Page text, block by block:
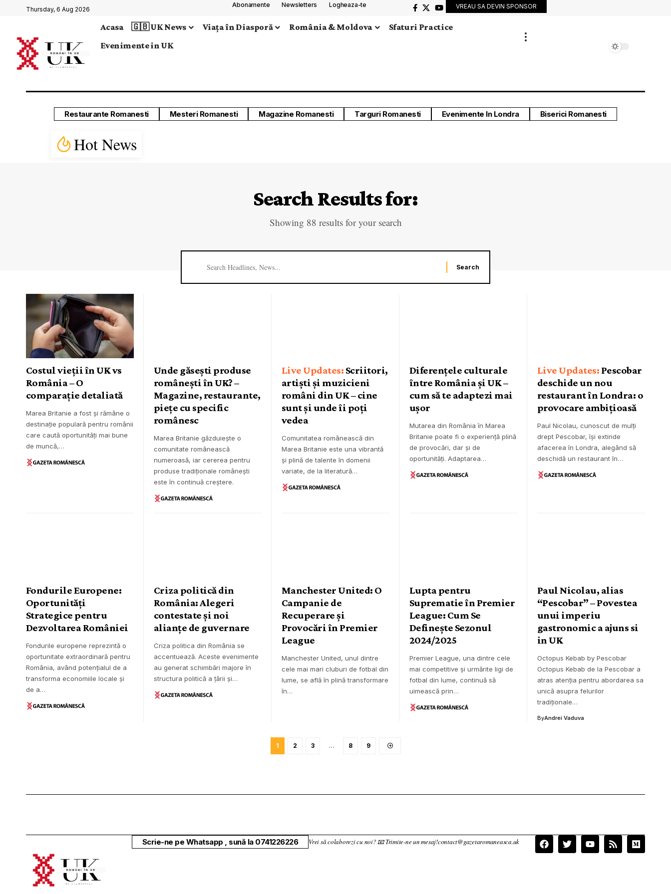
Thursday, 6 Aug 2026
Abonamente Newsletters Logheaza-te VREAU SA DEVIN SPONSOR
Acasa 🇬🇧 UK News Viața în Diasporă România & Moldova
Sfaturi Practice
Evenimente in UK
Biserici Romanesti
Evenimente In Londra
Targuri Romanesti
Magazine Romanesti
Mesteri Romanesti
Restaurante Romanesti
Hot News
Search Results for:
Showing 88 results for your search
Costul vieții în UK vs
România – O
comparație detaliată
Marea Britanie a fost și rămâne o
destinație populară pentru românii
care caută oportunități mai bune
de muncă,…
Unde găsești produse
românești în UK? –
Magazine, restaurante,
piețe cu specific
românesc
Marea Britanie găzduiește o
comunitate românească
numeroasă, iar cererea pentru
produse tradiționale românești
este în continuă creștere.
Scriitori,
artiști și muzicieni
români din UK – cine
sunt și unde îi poți
vedea
Comunitatea românească din
Marea Britanie este una vibrantă
și plină de talente în domenii
variate, de la literatură…
Diferențele culturale
între România și UK –
cum să te adaptezi mai
ușor
Mutarea din România în Marea
Britanie poate fi o experiență plină
de provocări, dar și de
oportunități. Adaptarea…
Pescobar
deschide un nou
restaurant în Londra: o
provocare ambițioasă
Paul Nicolau, cunoscut de mulți
drept Pescobar, își extinde
afacerea în Londra, alegând să
deschidă un restaurant în…
Fondurile Europene:
Oportunități
Strategice pentru
Dezvoltarea României
Fondurile europene reprezintă o
oportunitate extraordinară pentru
România, având potențialul de a
transforma economiile locale și
de a…
Criza politică din
România: Alegeri
contestate și noi
alianțe de guvernare
Criza politica din România se
accentuează. Aceste evenimente
au generat schimbări majore în
structura politică a țării și…
Manchester United: O
Campanie de
Recuperare și
Provocări în Premier
League
Manchester United, unul dintre
cele mai mari cluburi de fotbal din
lume, se află în plină transformare
în…
Lupta pentru
Suprematie în Premier
League: Cum Se
Definește Sezonul
2024/2025
Premier League, una dintre cele
mai competitive și urmărite ligi de
fotbal din lume, continuă să
uimească prin…
Paul Nicolau, alias
“Pescobar” – Povestea
unui imperiu
gastronomic a ajuns si
in UK
Octopus Kebab by Pescobar
Octopus Kebab de la Pescobar a
atras atenția pentru abordarea sa
unică asupra felurilor
tradiționale…
ByAndrei Vaduva
1 2 3 … 8 9
Scrie-ne pe Whatsapp , sună la 0741226226 Vrei să colaborezi cu noi? 📧 Trimite-ne un mesaj!contact@gazetaromaneasca.uk